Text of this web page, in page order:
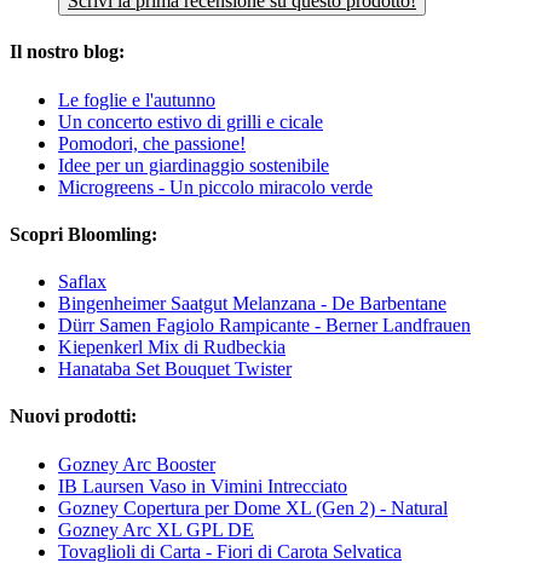
Il nostro blog:
Le foglie e l'autunno
Un concerto estivo di grilli e cicale
Pomodori, che passione!
Idee per un giardinaggio sostenibile
Microgreens - Un piccolo miracolo verde
Scopri Bloomling:
Saflax
Bingenheimer Saatgut Melanzana - De Barbentane
Dürr Samen Fagiolo Rampicante - Berner Landfrauen
Kiepenkerl Mix di Rudbeckia
Hanataba Set Bouquet Twister
Nuovi prodotti:
Gozney Arc Booster
IB Laursen Vaso in Vimini Intrecciato
Gozney Copertura per Dome XL (Gen 2) - Natural
Gozney Arc XL GPL DE
Tovaglioli di Carta - Fiori di Carota Selvatica